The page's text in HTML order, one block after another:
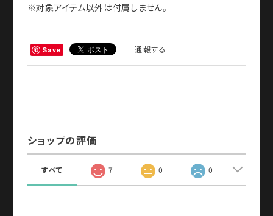
※対象アイテム以外は付属しません。
Save 通報する
ショップの評価
すべて 7 0 0